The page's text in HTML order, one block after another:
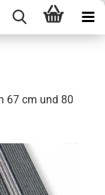
67 cm und 80